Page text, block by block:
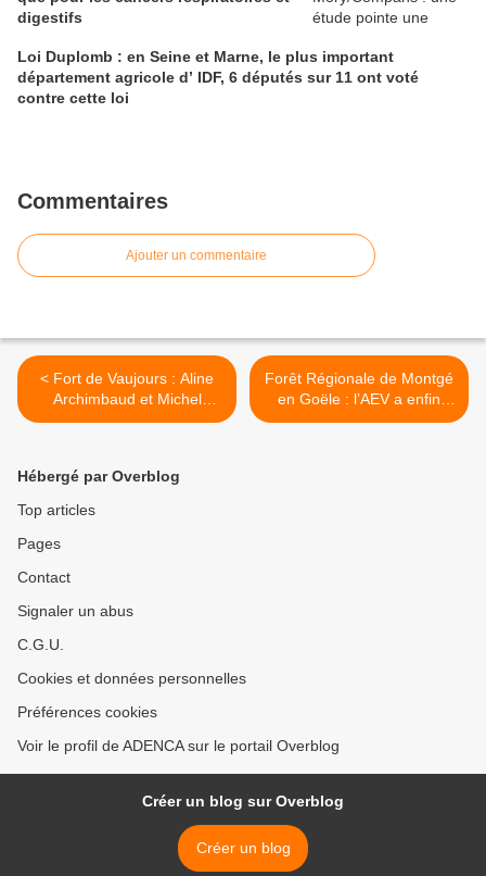
digestifs
Loi Duplomb : en Seine et Marne, le plus important
département agricole d’ IDF, 6 députés sur 11 ont voté
contre cette loi
Commentaires
Ajouter un commentaire
< Fort de Vaujours : Aline
Archimbaud et Michel
Billout, deux sénateurs à
Forêt Régionale de Montgé
en Goële : l’AEV a enfin
rouvert le parc St Thibault >
Hébergé par Overblog
Top articles
Pages
Contact
Signaler un abus
C.G.U.
Cookies et données personnelles
Préférences cookies
Voir le profil de ADENCA sur le portail Overblog
Créer un blog sur Overblog
Créer un blog